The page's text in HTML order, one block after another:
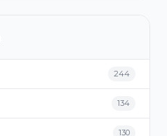
244
134
130